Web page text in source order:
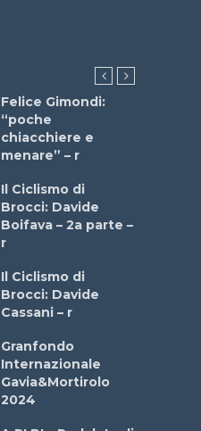
Felice Gimondi:
“poche
chiacchiere e
menare” – r
Il Ciclismo di
Brocci: Davide
Boifava – 2a parte –
r
Il Ciclismo di
Brocci: Davide
Cassani – r
Granfondo
Internazionale
Gavia&Mortirolo
2024